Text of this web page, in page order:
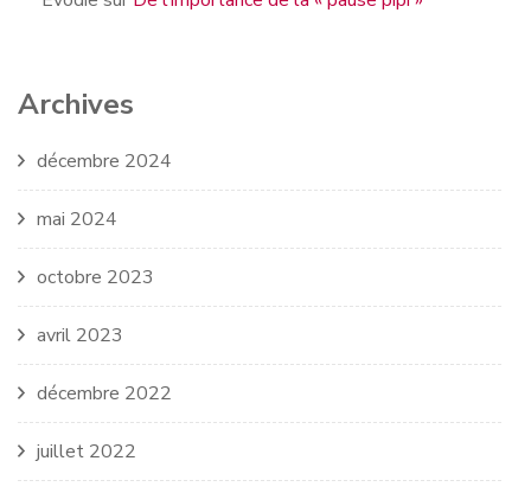
Archives
décembre 2024
mai 2024
octobre 2023
avril 2023
décembre 2022
juillet 2022